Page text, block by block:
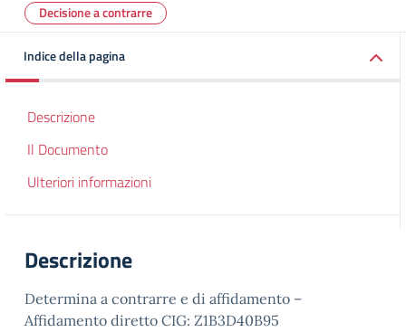
Decisione a contrarre
Indice della pagina
Descrizione
Il Documento
Ulteriori informazioni
Descrizione
Determina a contrarre e di affidamento –
Affidamento diretto CIG: Z1B3D40B95